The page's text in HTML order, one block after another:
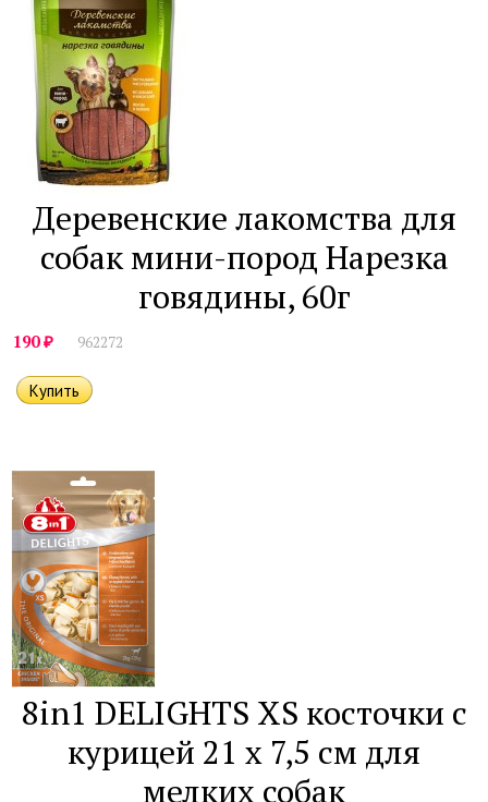
Деревенские лакомства для
собак мини-пород Нарезка
говядины, 60г
190₽ 962272
8in1 DELIGHTS XS косточки с
курицей 21 х 7,5 см для
мелких собак